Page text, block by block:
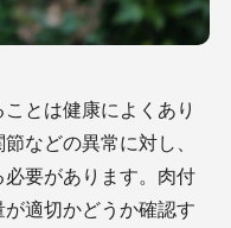
とは健康によくあり
などの異常に対し、
要があります。肉付
適切かどうか確認す